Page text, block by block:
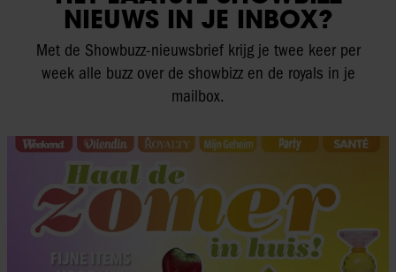
NIEUWS IN JE INBOX?
Met de Showbuzz-nieuwsbrief krijg je twee keer per
week alle buzz over de showbizz en de royals in je
mailbox.